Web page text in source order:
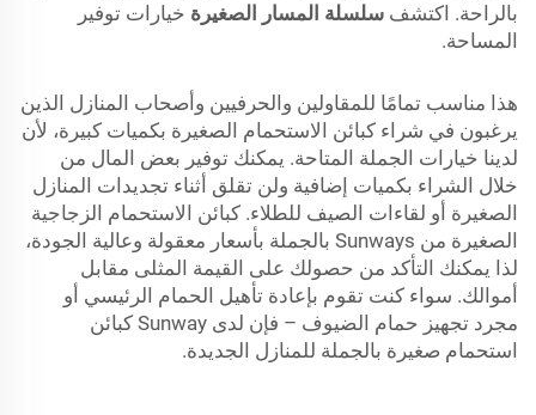
بالراحة. اكتشف سلسلة المسار الصغيرة خيارات توفير
المساحة.
هذا مناسب تمامًا للمقاولين والحرفيين وأصحاب المنازل الذين
يرغبون في شراء كبائن الاستحمام الصغيرة بكميات كبيرة، لأن
لدينا خيارات الجملة المتاحة. يمكنك توفير بعض المال من
خلال الشراء بكميات إضافية ولن تقلق أثناء تجديدات المنازل
الصغيرة أو لقاءات الصيف للطلاء. كبائن الاستحمام الزجاجية
الصغيرة من Sunways بالجملة بأسعار معقولة وعالية الجودة،
لذا يمكنك التأكد من حصولك على القيمة المثلى مقابل
أموالك. سواء كنت تقوم بإعادة تأهيل الحمام الرئيسي أو
مجرد تجهيز حمام الضيوف – فإن لدى Sunway كبائن
استحمام صغيرة بالجملة للمنازل الجديدة.